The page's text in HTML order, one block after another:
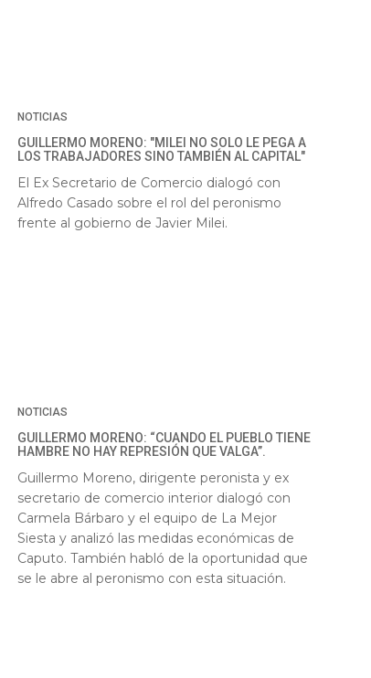
NOTICIAS
GUILLERMO MORENO: "MILEI NO SOLO LE PEGA A
LOS TRABAJADORES SINO TAMBIÉN AL CAPITAL"
El Ex Secretario de Comercio dialogó con
Alfredo Casado sobre el rol del peronismo
frente al gobierno de Javier Milei.
NOTICIAS
GUILLERMO MORENO: “CUANDO EL PUEBLO TIENE
HAMBRE NO HAY REPRESIÓN QUE VALGA”.
Guillermo Moreno, dirigente peronista y ex
secretario de comercio interior dialogó con
Carmela Bárbaro y el equipo de La Mejor
Siesta y analizó las medidas económicas de
Caputo. También habló de la oportunidad que
se le abre al peronismo con esta situación.